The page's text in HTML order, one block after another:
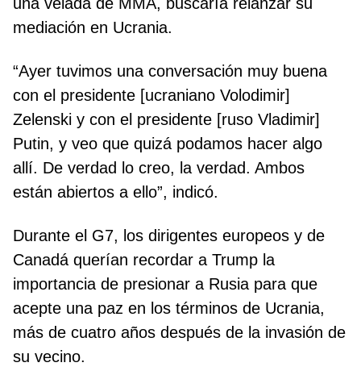
mediación en Ucrania.
“Ayer tuvimos una conversación muy buena
con el presidente [ucraniano Volodimir]
Zelenski y con el presidente [ruso Vladimir]
Putin, y veo que quizá podamos hacer algo
allí. De verdad lo creo, la verdad. Ambos
están abiertos a ello”, indicó.
Durante el G7, los dirigentes europeos y de
Canadá querían recordar a Trump la
importancia de presionar a Rusia para que
acepte una paz en los términos de Ucrania,
más de cuatro años después de la invasión de
su vecino.